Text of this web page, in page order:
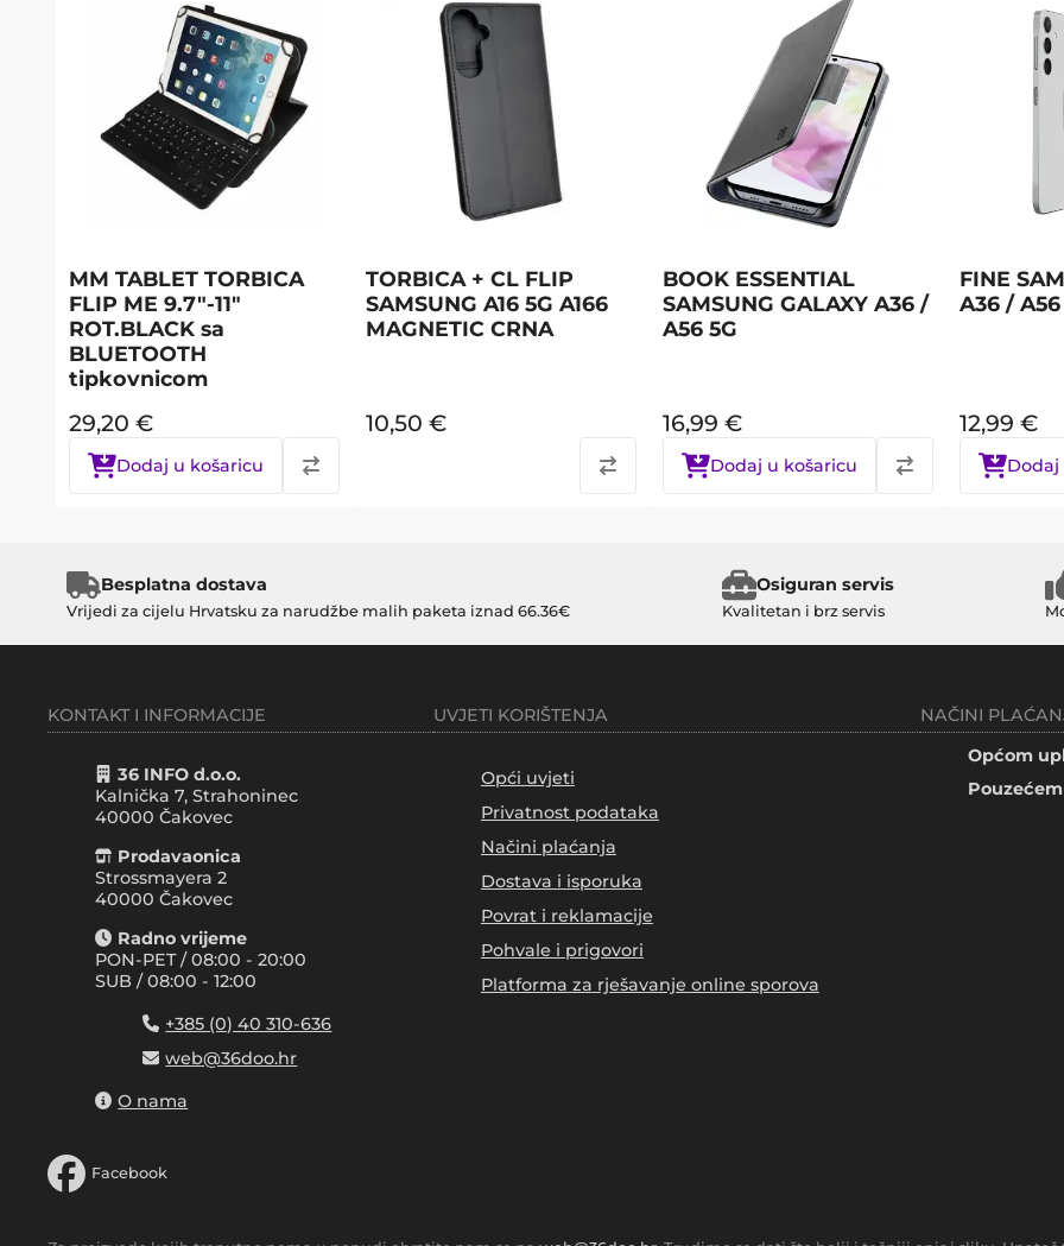
MM TABLET TORBICA
FLIP ME 9.7"-11"
ROT.BLACK sa
BLUETOOTH
tipkovnicom
29,20 €
Dodaj u košaricu
TORBICA + CL FLIP
SAMSUNG A16 5G A166
MAGNETIC CRNA
10,50 €
BOOK ESSENTIAL
SAMSUNG GALAXY A36 /
A56 5G
16,99 €
Dodaj u košaricu
FINE
A36 / A56
12,99 €
Dodaj
Besplatna dostava
Vrijedi za cijelu Hrvatsku za narudžbe malih paketa iznad 66.36€
Osiguran servis
Kvalitetan i brz servis
KONTAKT I INFORMACIJE
36 INFO d.o.o.
Kalnička 7, Strahoninec
40000 Čakovec
Prodavaonica
Strossmayera 2
40000 Čakovec
Radno vrijeme
PON-PET / 08:00 - 20:00
SUB / 08:00 - 12:00
+385 (0) 40 310-636
web@36doo.hr
O nama
Facebook
UVJETI KORIŠTENJA
Opći uvjeti
Privatnost podataka
Načini plaćanja
Dostava i isporuka
Povrat i reklamacije
Pohvale i prigovori
Platforma za rješavanje online sporova
NAČINI
Općom